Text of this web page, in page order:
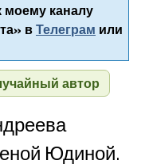
каналу
вТелеграм или
автор
Юдиной.